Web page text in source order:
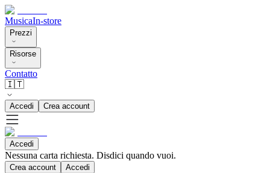
MusicaIn-store
Prezzi
Risorse
Contatto
🇮🇹
Accedi Crea account
Accedi
Nessuna carta richiesta. Disdici quando vuoi.
Crea account Accedi